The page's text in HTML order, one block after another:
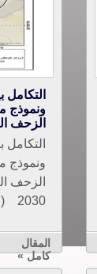
ونموذج
الزحف
ونموذج
الزحف
2030 ( دراسة جغرافية تطب...
المقال
كامل »